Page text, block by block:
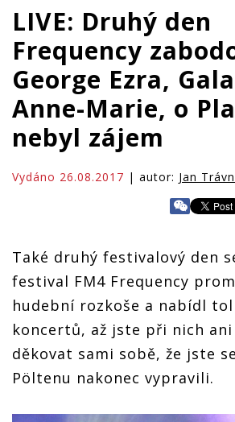
LIVE: Druhý den
Frequency
George Ezra,
Anne-Marie, o
nebyl zájem
Vydáno 26.08.2017 | autor: Jan
Také druhý festivalový den
festival FM4 Frequency
hudební rozkoše a nabídl
koncertů, až jste při nich
děkovat sami sobě, že jste
Pöltenu nakonec vypravili.